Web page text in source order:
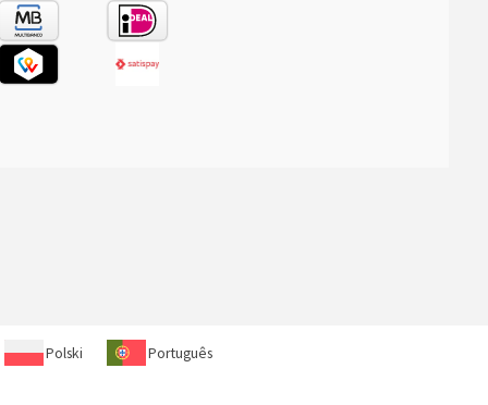
Polski Português